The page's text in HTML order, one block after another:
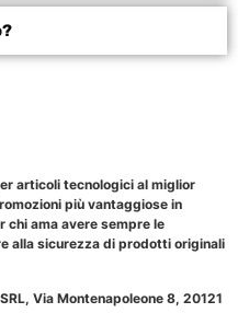
articoli tecnologici al miglior
più vantaggiose in
chi ama avere sempre le
alla sicurezza di prodotti originali
Via Montenapoleone 8, 20121